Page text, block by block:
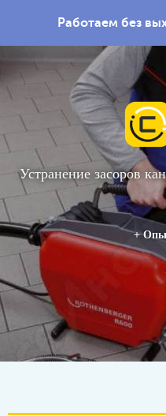
Работаем без
Устранение засоров
+